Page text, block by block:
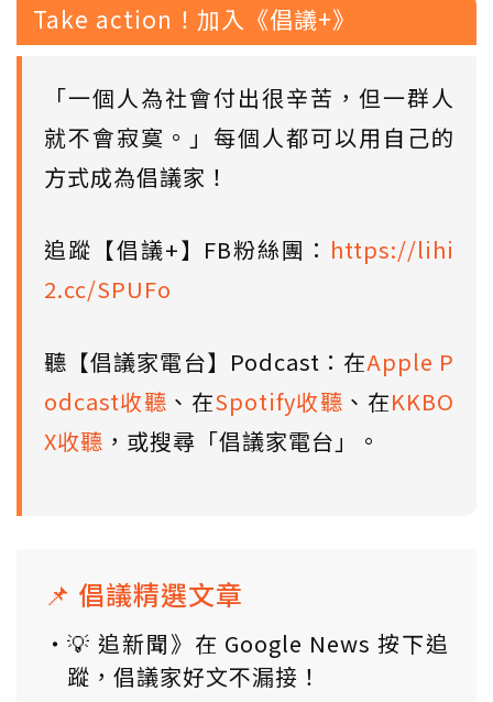
Take action！加入《倡議+》
「一個人為社會付出很辛苦，但一群人
就不會寂寞。」每個人都可以用自己的
方式成為倡議家！
追蹤【倡議+】FB粉絲團： https://lihi
2.cc/SPUFo
聽【倡議家電台】Podcast：在Apple P
odcast收聽 、在Spotify收聽 、在KKBO
X收聽 ，或搜尋「倡議家電台」。
📌 倡議精選文章
💡 追新聞》在 Google News 按下追
蹤，倡議家好文不漏接！